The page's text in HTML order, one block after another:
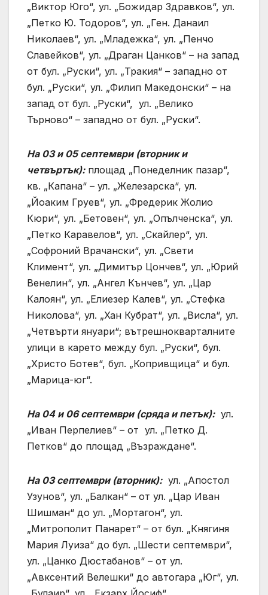
„Виктор Юго“, ул. „Божидар Здравков“, ул.
„Петко Ю. Тодоров“, ул. „Ген. Данаил
Николаев“, ул. „Младежка“, ул. „Пенчо
Славейков“, ул. „Драган Цанков“ – на запад
от бул. „Руски“, ул. „Тракия“ – западно от
бул. „Руски“, ул. „Филип Македонски“ – на
запад от бул. „Руски“, ул. „Велико
Търново“ – западно от бул. „Руски“.
На 03 и 05 септември (вторник и
четвъртък):площад „Понеделник пазар“,
кв. „Капана“ – ул. „Железарска“, ул.
„Йоаким Груев“, ул. „Фредерик Жолио
Кюри“, ул. „Бетовен“, ул. „Опълченска“, ул.
„Петко Каравелов“, ул. „Скайлер“, ул.
„Софроний Врачански“, ул. „Свети
Климент“, ул. „Димитър Цончев“, ул. „Юрий
Венелин“, ул. „Ангел Кънчев“, ул. „Цар
Калоян“, ул. „Елиезер Калев“, ул. „Стефка
Николова“, ул. „Хан Кубрат“, ул. „Висла“, ул.
„Четвърти януари“; вътрешнокварталните
улици в карето между бул. „Руски“, бул.
„Христо Ботев“, бул. „Копривщица“ и бул.
„Марица-юг“.
На 04 и 06 септември (сряда и петък):ул.
„Иван Перпелиев“ – от ул. „Петко Д.
Петков“ до площад „Възраждане“.
На 03 септември (вторник):ул. „Апостол
Узунов“, ул. „Балкан“ – от ул. „Цар Иван
Шишман“ до ул. „Мортагон“, ул.
„Митрополит Панарет“ – от бул. „Княгиня
Мария Луиза“ до бул. „Шести септември“,
ул. „Цанко Дюстабанов“ – от ул.
„Авксентий Велешки“ до автогара „Юг“, ул.